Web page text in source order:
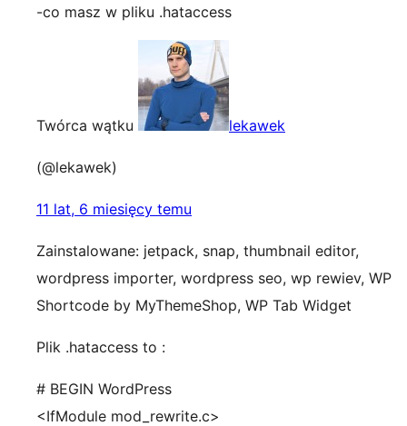
-co masz w pliku .hataccess
Twórca wątku lekawek
(@lekawek)
11 lat, 6 miesięcy temu
Zainstalowane: jetpack, snap, thumbnail editor,
wordpress importer, wordpress seo, wp rewiev, WP
Shortcode by MyThemeShop, WP Tab Widget
Plik .hataccess to :
# BEGIN WordPress
<IfModule mod_rewrite.c>